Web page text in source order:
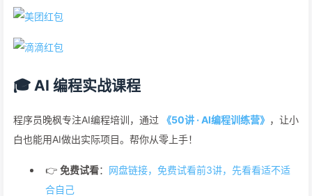
🎓 AI 编程实战课程
程序员晚枫专注AI编程培训，通过 《50讲 · AI编程训练营》 ，让小
白也能用AI做出实际项目。帮你从零上手！
👉 免费试看： 网盘链接，免费试看前3讲，先看看适不适
合自己